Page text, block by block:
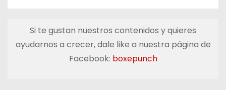
a
Si te gustan nuestros contenidos y quieres
ayudarnos a crecer, dale like a nuestra página de
Facebook: boxepunch